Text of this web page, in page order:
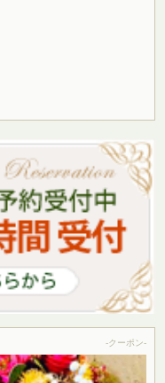
-クーポン-